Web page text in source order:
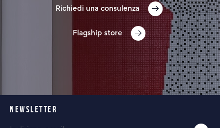
Richiedi una consulenza
Flagship store
NEWSLETTER